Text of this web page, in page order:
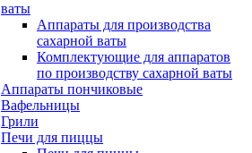
ваты
Аппараты для производства
сахарной ваты
Комплектующие для аппаратов
по производству сахарной ваты
Аппараты пончиковые
Вафельницы
Грили
Печи для пиццы